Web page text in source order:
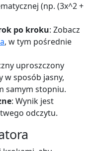
(np. (3x^2 +
po kroku: Zobacz
, w tym pośrednie
uproszczony
w sposób jasny,
samym stopniu.
: Wynik jest
odczytu.